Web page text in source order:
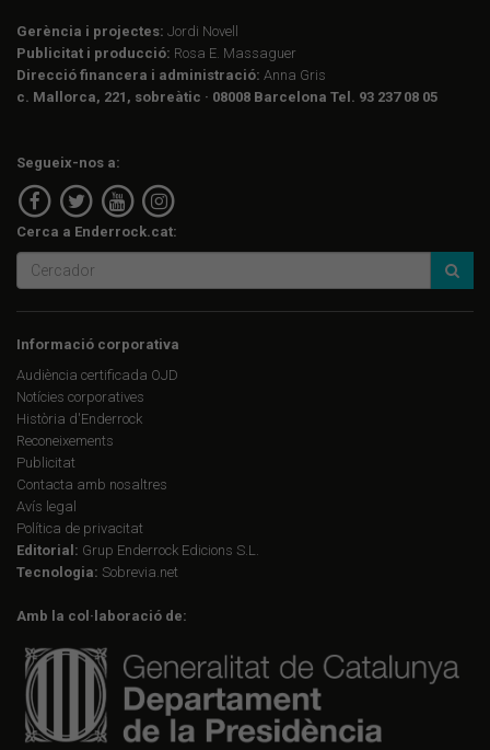
Gerència i projectes: Jordi Novell
Publicitat i producció: Rosa E. Massaguer
Direcció financera i administració: Anna Gris
c. Mallorca, 221, sobreàtic · 08008 Barcelona Tel. 93 237 08 05
Segueix-nos a:
Cerca a Enderrock.cat:
Informació corporativa
Audiència certificada OJD
Notícies corporatives
Història d'Enderrock
Reconeixements
Publicitat
Contacta amb nosaltres
Avís legal
Política de privacitat
Editorial: Grup Enderrock Edicions S.L.
Tecnologia: Sobrevia.net
Amb la col·laboració de: